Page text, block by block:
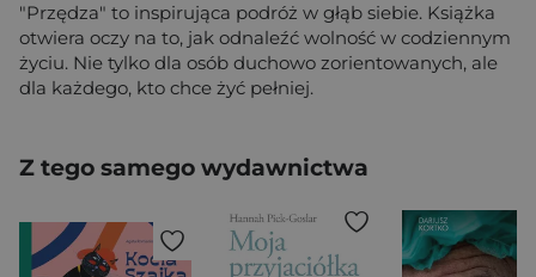
"Przędza" to inspirująca podróż w głąb siebie. Książka
otwiera oczy na to, jak odnaleźć wolność w codziennym
życiu. Nie tylko dla osób duchowo zorientowanych, ale
dla każdego, kto chce żyć pełniej.
Z tego samego wydawnictwa